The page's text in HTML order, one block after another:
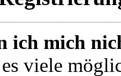
ich mich
viele